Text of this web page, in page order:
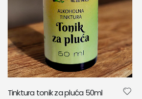
Tinktura tonik za pluća 50ml